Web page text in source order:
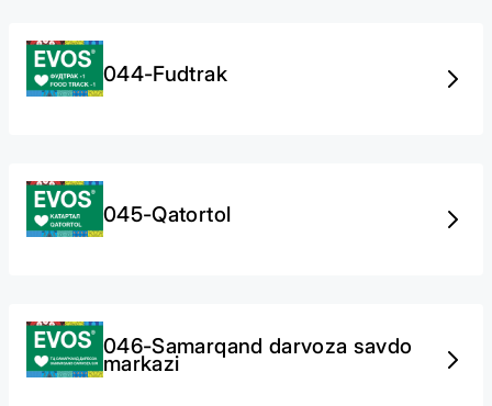
044-Fudtrak
045-Qatortol
046-Samarqand darvoza savdo
markazi